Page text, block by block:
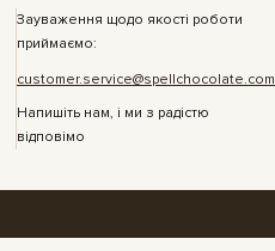
Зауваження щодо якості роботи
приймаємо:
customer.service@spellchocolate.com
Напишіть нам, і ми з радістю
відповімо